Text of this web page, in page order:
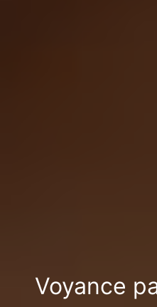
Voyance